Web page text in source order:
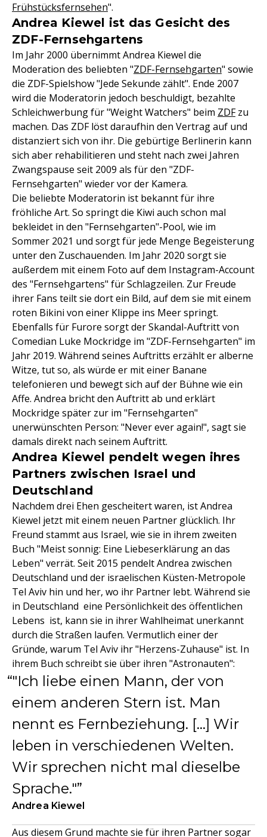
Frühstücksfernsehen".
Andrea Kiewel ist das Gesicht des
ZDF-Fernsehgartens
Im Jahr 2000 übernimmt Andrea Kiewel die
Moderation des beliebten "ZDF-Fernsehgarten" sowie
die ZDF-Spielshow "Jede Sekunde zählt". Ende 2007
wird die Moderatorin jedoch beschuldigt, bezahlte
Schleichwerbung für "Weight Watchers" beim ZDFzu
machen. Das ZDF löst daraufhin den Vertrag auf und
distanziert sich von ihr. Die gebürtige Berlinerin kann
sich aber rehabilitieren und steht nach zwei Jahren
Zwangspause seit 2009 als für den "ZDF-
Fernsehgarten" wieder vor der Kamera.
Die beliebte Moderatorin ist bekannt für ihre
fröhliche Art. So springt die Kiwi auch schon mal
bekleidet in den "Fernsehgarten"-Pool, wie im
Sommer 2021 und sorgt für jede Menge Begeisterung
unter den Zuschauenden. Im Jahr 2020 sorgt sie
außerdem mit einem Foto auf dem Instagram-Account
des "Fernsehgartens" für Schlagzeilen. Zur Freude
ihrer Fans teilt sie dort ein Bild, auf dem sie mit einem
roten Bikini von einer Klippe ins Meer springt.
Ebenfalls für Furore sorgt der Skandal-Auftritt von
Comedian Luke Mockridge im "ZDF-Fernsehgarten" im
Jahr 2019. Während seines Auftritts erzählt er alberne
Witze, tut so, als würde er mit einer Banane
telefonieren und bewegt sich auf der Bühne wie ein
Affe. Andrea bricht den Auftritt ab und erklärt
Mockridge später zur im "Fernsehgarten"
unerwünschten Person: "Never ever again!", sagt sie
damals direkt nach seinem Auftritt.
Andrea Kiewel pendelt wegen ihres
Partners zwischen Israel und
Deutschland
Nachdem drei Ehen gescheitert waren, ist Andrea
Kiewel jetzt mit einem neuen Partner glücklich. Ihr
Freund stammt aus Israel, wie sie in ihrem zweiten
Buch "Meist sonnig: Eine Liebeserklärung an das
Leben" verrät. Seit 2015 pendelt Andrea zwischen
Deutschland und der israelischen Küsten-Metropole
Tel Aviv hin und her, wo ihr Partner lebt. Während sie
in Deutschland eine Persönlichkeit des öffentlichen
Lebens ist, kann sie in ihrer Wahlheimat unerkannt
durch die Straßen laufen. Vermutlich einer der
Gründe, warum Tel Aviv ihr "Herzens-Zuhause" ist. In
ihrem Buch schreibt sie über ihren "Astronauten":
"Ich liebe einen Mann, der von
einem anderen Stern ist. Man
nennt es Fernbeziehung. […] Wir
leben in verschiedenen Welten.
Wir sprechen nicht mal dieselbe
Sprache."
Andrea Kiewel
Aus diesem Grund machte sie für ihren Partner sogar